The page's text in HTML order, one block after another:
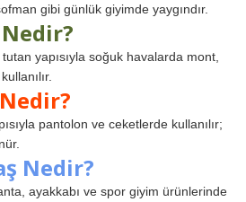
gibi günlük giyimde yaygındır.
yapısıyla soğuk havalarda mont,
pantolon ve ceketlerde kullanılır;
Nedir?
ayakkabı ve spor giyim ürünlerinde